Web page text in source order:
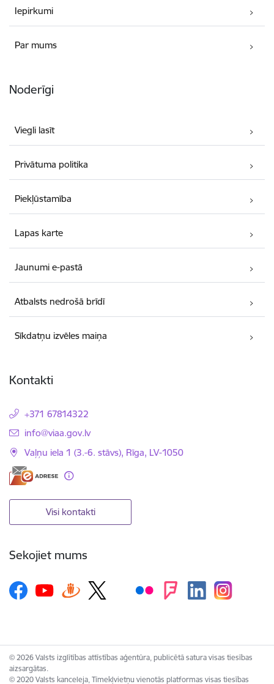
Iepirkumi
Par mums
Noderīgi
Viegli lasīt
Privātuma politika
Piekļūstamība
Lapas karte
Jaunumi e-pastā
Atbalsts nedrošā brīdī
Sīkdatņu izvēles maiņa
Kontakti
+371 67814322
E-pasts:
info@viaa.gov.lv
Vaļņu iela 1 (3.-6. stāvs), Rīga, LV-1050
Visi kontakti
Sekojiet mums
© 2026 Valsts izglītības attīstības aģentūra, publicētā satura visas tiesības
aizsargātas.
© 2020 Valsts kanceleja, Tīmekļvietņu vienotās platformas visas tiesības